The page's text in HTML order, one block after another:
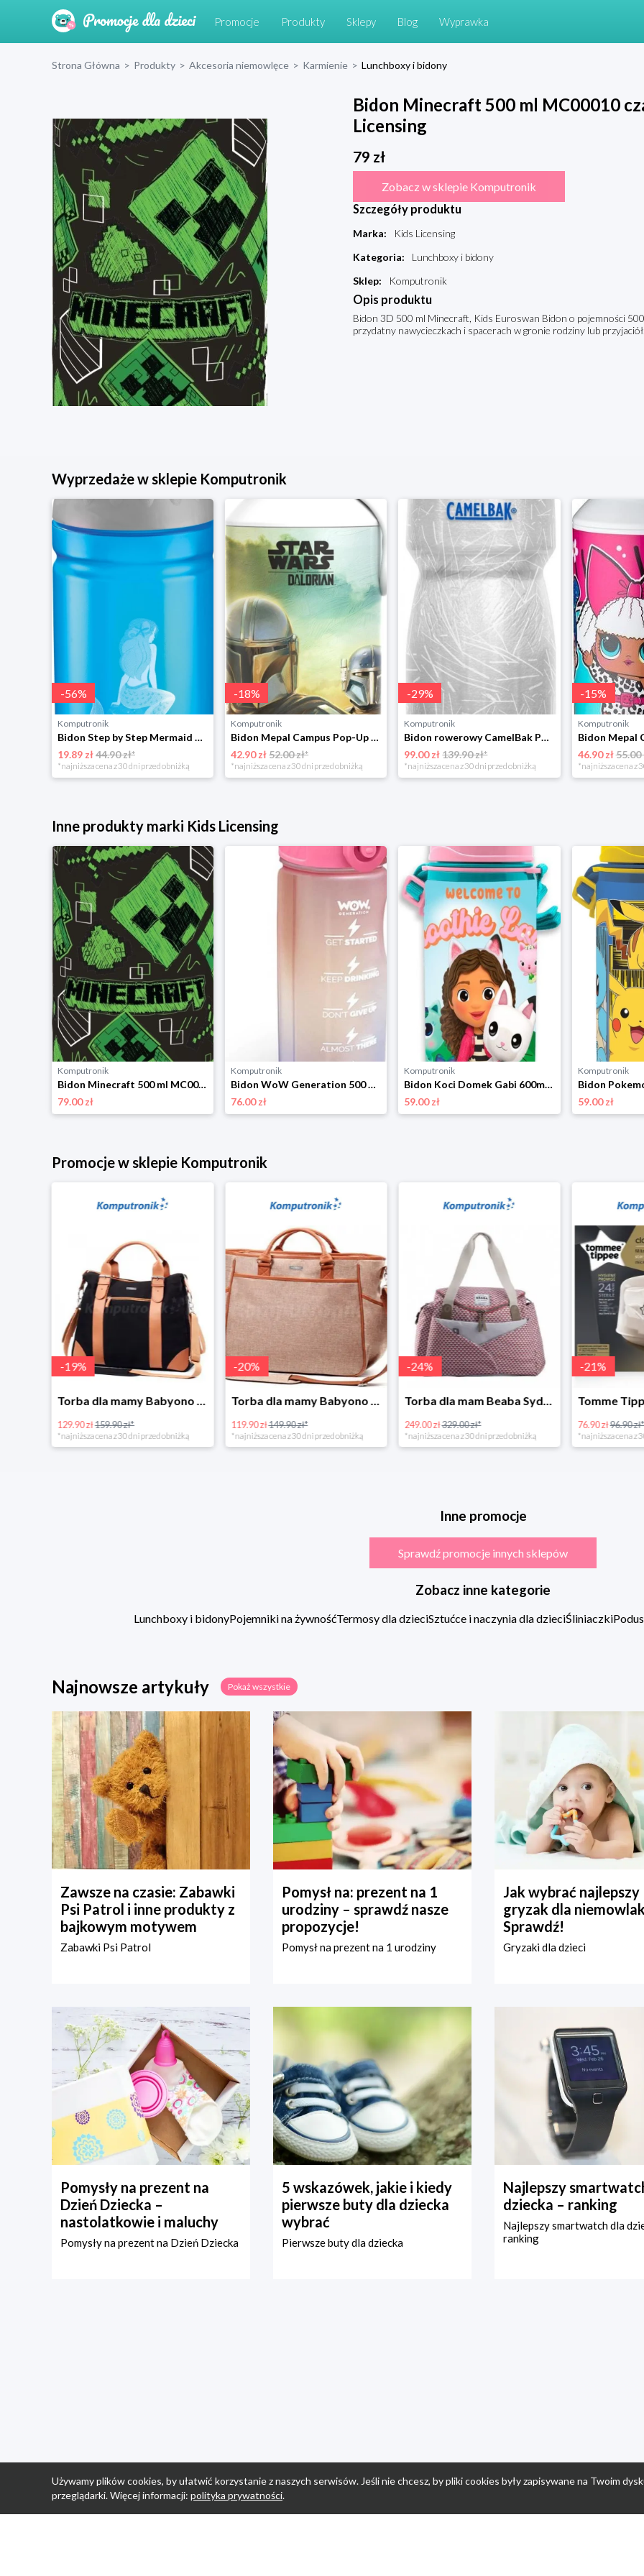
Promocje Produkty Sklepy Blog Wyprawka
Strona Główna > Produkty > Akcesoria niemowlęce > Karmienie > Lunchboxy i bidony
Bidon Minecraft 500 ml MC00010
Licensing
79 zł
Zobacz w sklepie Komputronik
Szczegóły produktu
Marka:
Kids Licensing
Kategoria:
Lunchboxy i bidony
Sklep: Komputronik
Opis produktu
Bidon 3D 500 ml Minecraft, Kids Euroswan Bidon o pojemności
przydatny nawycieczkach i spacerach w gronie rodziny lub przyjaciół.
Wyprzedaże w sklepie Komputronik
-56%
Komputronik
Bidon Step by Step Mermaid 183835 Step By Step
19.89 zł44.90 zł*
*najniższa cena z 30 dni przed obniżką
-18%
Komputronik
Bidon Mepal Campus Pop-Up Star Wars 400ml107410065404 beżowy
42.90 zł52.00 zł*
*najniższa cena z 30 dni przed obniżką
-29%
Komputronik
Bidon rowerowy CamelBak Podium ICE C1872/402062 620ml niebieski
99.00 zł139.90 zł*
*najniższa cena z 30 dni przed obniżką
-15%
Komputronik
46.90 zł55.00
*najniższa cena z
Inne produkty marki Kids Licensing
Komputronik
Bidon Minecraft 500 ml MC00010 czarno-zielony Kids Licensing
79.00 zł
Komputronik
Bidon WoW Generation 500 ml WOW00021 różowy Kids Licensing
76.00 zł
Komputronik
Bidon Koci Domek Gabi 600ml GD00010 Kids Licensing
59.00 zł
Komputronik
59.00 zł
Promocje w sklepie Komputronik
-19%
129.90 zł159.90 zł*
*najniższa cena z 30 dni przed obniżką
-20%
119.90 zł149.90 zł*
*najniższa cena z 30 dni przed obniżką
-24%
249.00 zł329.00 zł*
*najniższa cena z 30 dni przed obniżką
-21%
76.90 zł96.90 zł*
*najniższa cena z
Inne promocje
Sprawdź promocje innych sklepów
Zobacz inne kategorie
Lunchboxy i bidonyPojemniki na żywnośćTermosy dla dzieciSztućce i naczynia dla dzieciŚliniaczki
Najnowsze artykuły Pokaż wszystkie
Zawsze na czasie: Zabawki
Psi Patrol i inne produkty z
bajkowym motywem
Zabawki Psi Patrol
Pomysł na: prezent na 1
urodziny – sprawdź nasze
propozycje!
Pomysł na prezent na 1 urodziny
Jak wybrać najlepszy
gryzak dla
Sprawdź!
Gryzaki dla dzieci
Pomysły na prezent na
Dzień Dziecka –
nastolatkowie i maluchy
Pomysły na prezent na Dzień Dziecka
5 wskazówek, jakie i kiedy
pierwsze buty dla dziecka
wybrać
Pierwsze buty dla dziecka
Najlepszy
dziecka – ranking
Najlepszy smartwatch dla
ranking
Używamy plików cookies, by ułatwić korzystanie z naszych serwisów. Jeśli nie chcesz, by pliki cookies były zapisywane na Twoim
przeglądarki. Więcej informacji: polityka prywatności.